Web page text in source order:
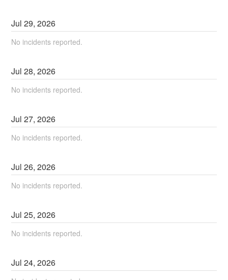
Jul29,2026
No incidents reported.
Jul28,2026
No incidents reported.
Jul27,2026
No incidents reported.
Jul26,2026
No incidents reported.
Jul25,2026
No incidents reported.
Jul24,2026